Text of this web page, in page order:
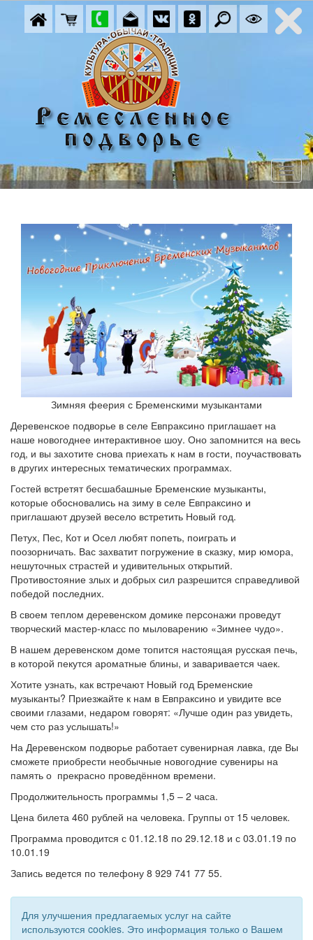
Зимняя феерия с Бременскими музыкантами
Деревенское подворье в селе Евпраксино приглашает на
наше новогоднее интерактивное шоу. Оно запомнится на весь
год, и вы захотите снова приехать к нам в гости, поучаствовать
в других интересных тематических программах.
Гостей встретят бесшабашные Бременские музыканты,
которые обосновались на зиму в селе Евпраксино и
приглашают друзей весело встретить Новый год.
Петух, Пес, Кот и Осел любят попеть, поиграть и
поозорничать. Вас захватит погружение в сказку, мир юмора,
нешуточных страстей и удивительных открытий.
Противостояние злых и добрых сил разрешится справедливой
победой последних.
В своем теплом деревенском домике персонажи проведут
творческий мастер-класс по мыловарению «Зимнее чудо».
В нашем деревенском доме топится настоящая русская печь,
в которой пекутся ароматные блины, и заваривается чаек.
Хотите узнать, как встречают Новый год Бременские
музыканты? Приезжайте к нам в Евпраксино и увидите все
своими глазами, недаром говорят: «Лучше один раз увидеть,
чем сто раз услышать!»
На Деревенском подворье работает сувенирная лавка, где Вы
сможете приобрести необычные новогодние сувениры на
память о прекрасно проведённом времени.
Продолжительность программы 1,5 – 2 часа.
Цена билета 460 рублей на человека. Группы от 15 человек.
Программа проводится с 01.12.18 по 29.12.18 и с 03.01.19 по
10.01.19
Запись ведется по телефону 8 929 741 77 55.
Для улучшения предлагаемых услуг на сайте
используются cookies. Это информация только о Вашем